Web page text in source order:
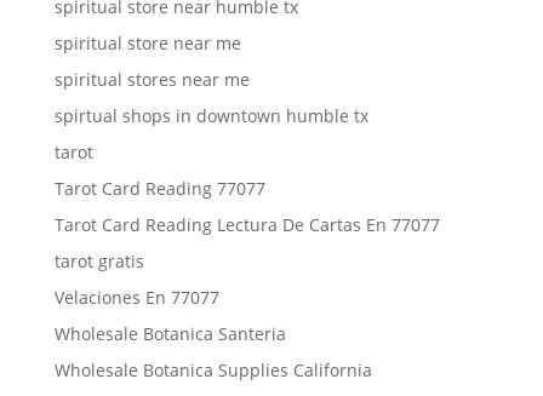
spiritual store near humble tx
spiritual store near me
spiritual stores near me
spirtual shops in downtown humble tx
tarot
Tarot Card Reading 77077
Tarot Card Reading Lectura De Cartas En 77077
tarot gratis
Velaciones En 77077
Wholesale Botanica Santeria
Wholesale Botanica Supplies California